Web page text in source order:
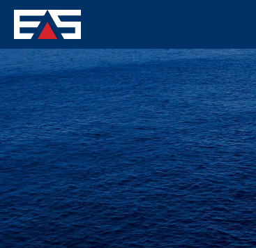
Direkt
zum
Inhalt
Main
navigation